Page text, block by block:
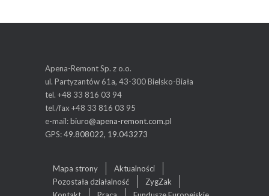
Apena-Remont Sp. z o.o.
ul. Partyzantów 61a, 43-300 Bielsko-Biała
tel. +48 33 816 03 94
tel./fax +48 33 816 03 95
e-mail:biuro@apena-remont.com.pl
GPS:49.808022, 19.043273
Mapa strony
Aktualności
Pozostała działalność
ZygZak